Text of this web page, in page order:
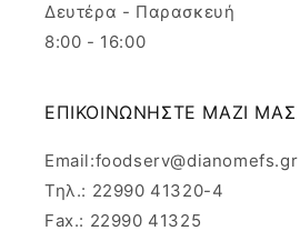
Δευτέρα - Παρασκευή
8:00 - 16:00
ΕΠΙΚΟΙΝΩΝΗΣΤΕ ΜΑΖΙ ΜΑΣ
Email:foodserv@dianomefs.gr
Τηλ.: 22990 41320-4
Fax.: 22990 41325